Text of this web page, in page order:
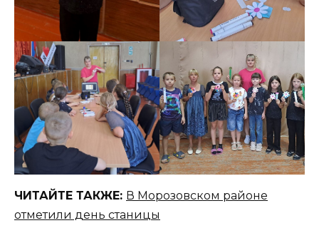
ЧИТАЙТЕ ТАКЖЕ: В Морозовском районе
отметили день станицы